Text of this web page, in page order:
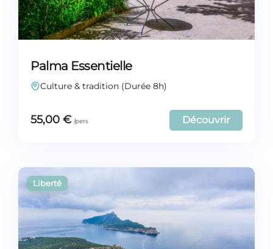
Palma Essentielle
Culture & tradition (Durée 8h)
55,00 € Découvrir